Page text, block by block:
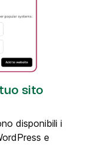
sito
disponibili i
e